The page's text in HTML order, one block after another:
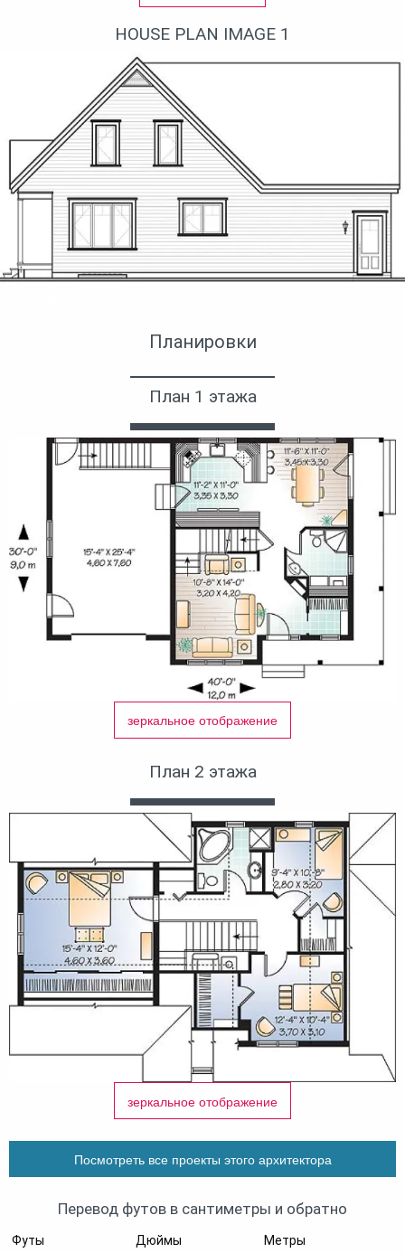
HOUSE PLAN IMAGE 1
Планировки
План 1 этажа
зеркальное отображение
План 2 этажа
зеркальное отображение
Посмотреть все проекты этого архитектора
Перевод футов в сантиметры и обратно
Футы Дюймы Метры